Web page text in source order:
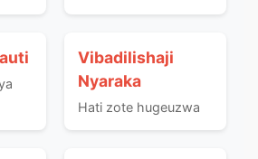
Vibadilishaji
Nyaraka
Hati zote hugeuzwa